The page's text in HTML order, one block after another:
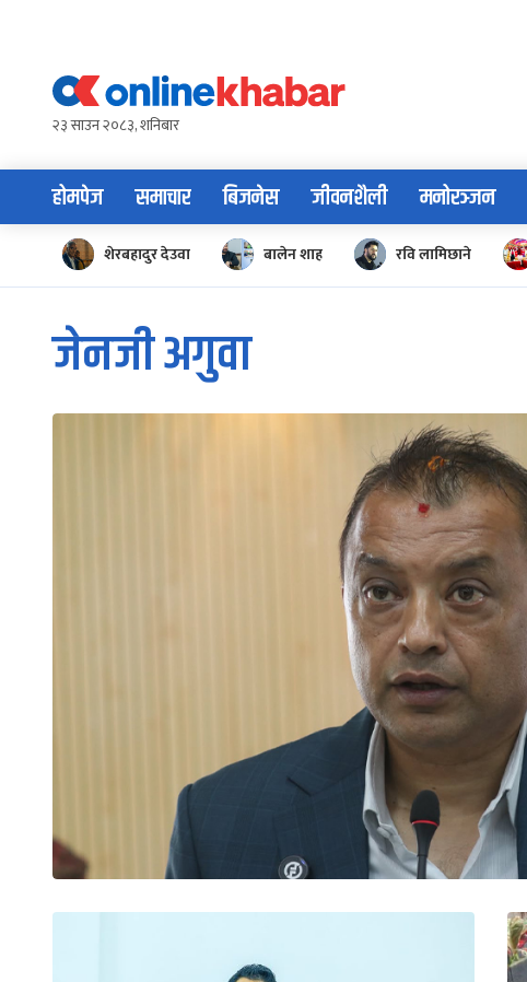
content२३ साउन २०८३, शनिबार
होमपेज समाचार बिजनेस जीवनशैली मनोरञ्जन
शेरबहादुर देउवा बालेन शाह रवि लामिछाने
जेनजी अगुवा